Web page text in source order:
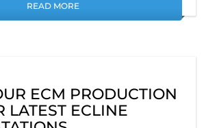
READ MORE
ECM PRODUCTION
LATEST ECLINE